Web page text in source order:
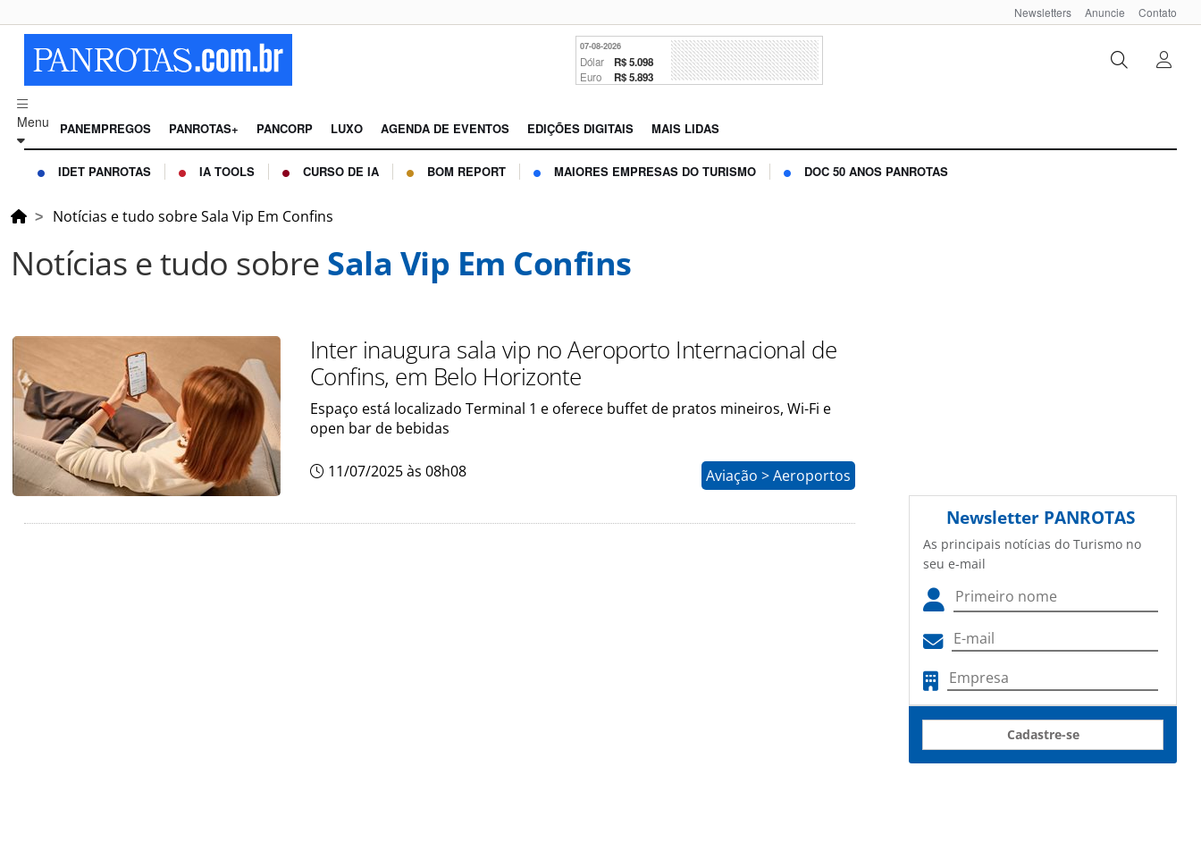
Newsletters Anuncie Contato
07-08-2026
Dólar R$ 5.098
Euro R$ 5.893
Menu PANEMPREGOS PANROTAS+ PANCORP LUXO AGENDA DE EVENTOS EDIÇÕES DIGITAIS MAIS LIDAS
IDET PANROTAS IA TOOLS CURSO DE IA BOM REPORT MAIORES EMPRESAS DO TURISMO DOC 50 ANOS PANROTAS
Notícias e tudo sobre Sala Vip Em Confins
Notícias e tudo sobre Sala Vip Em Confins
Inter inaugura sala vip no Aeroporto Internacional de
Confins, em Belo Horizonte
Espaço está localizado Terminal 1 e oferece buffet de pratos mineiros, Wi-Fi e
open bar de bebidas
11/07/2025 às 08h08 Aviação > Aeroportos
Newsletter PANROTAS
As principais notícias do Turismo no
seu e-mail
Cadastre-se